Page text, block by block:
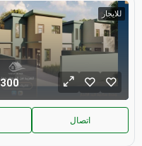
للايجار
300
اتصال